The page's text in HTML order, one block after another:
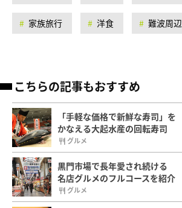
家族旅行 洋食 難波周辺
こちらの記事もおすすめ
「手軽な価格で新鮮な寿司」を
かなえる大起水産の回転寿司
グルメ
黒門市場で長年愛され続ける
名店グルメのフルコースを紹介
グルメ